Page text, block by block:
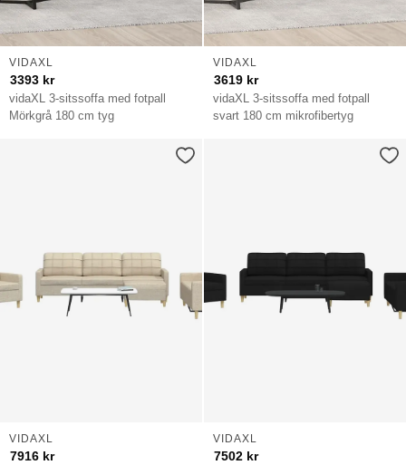
vidaXL 3-sitssoffa med fotpall
Mörkgrå 180 cm tyg
VIDAXL
3393 kr
vidaXL 3-sitssoffa med fotpall
svart 180 cm mikrofibertyg
VIDAXL
3619 kr
VIDAXL
7916 kr
VIDAXL
7502 kr